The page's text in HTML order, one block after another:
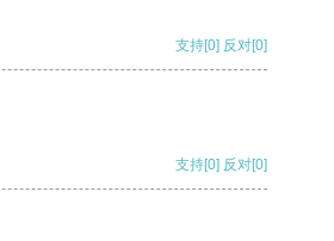
支持[0] 反对[0]
支持[0] 反对[0]